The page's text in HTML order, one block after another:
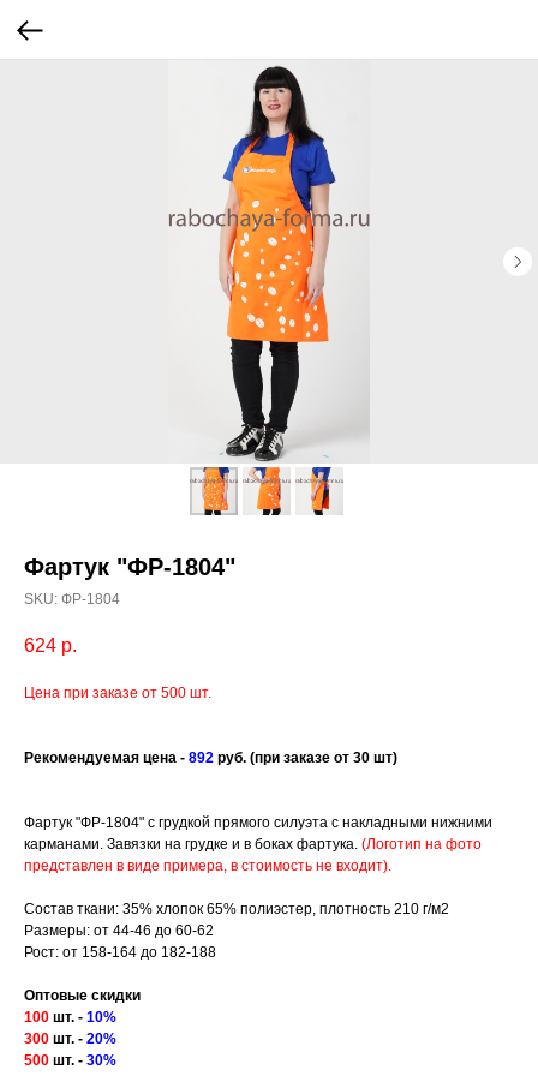
Фартук "ФР-1804"
SKU: ФР-1804
624 р.
Цена при заказе от 500 шт.
Рекомендуемая цена - 892 руб. (при заказе от 30 шт)
Фартук "ФР-1804" с грудкой прямого силуэта с накладными нижними
карманами. Завязки на грудке и в боках фартука. (Логотип на фото
представлен в виде примера, в стоимость не входит).
Состав ткани: 35% хлопок 65% полиэстер, плотность 210 г/м2
Размеры: от 44-46 до 60-62
Рост: от 158-164 до 182-188
Оптовые скидки
100 шт. - 10%
300 шт. - 20%
500 шт. - 30%